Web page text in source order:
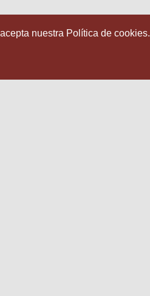
nuestra Política de cookies.